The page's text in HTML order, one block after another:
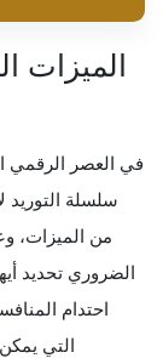
الميزات
في العصر الرقمي
سلسلة
من الميزات،
الضروري تحديد
احتدام
التي